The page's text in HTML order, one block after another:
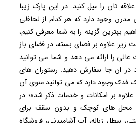
تان را میل کنید. در این پارک زیبا
مدرن وجود دارد که هر کدام از لحاظی
بهترین گزینه را به شما معرفی کنیم،
زیرا علاوه بر فضای بسته، در فضای باز
عالی را ارائه می دهد و شما می توانید
در ان جا سفارش دهید. رستوران های
فدک وجود دارد که می توانید منوی آن
بر امکانات و خدمات ذکر شده؛ در
محل های کوچک و بدون سقف برای
سطل زباله، آب آشامیدنی، فروشگاه